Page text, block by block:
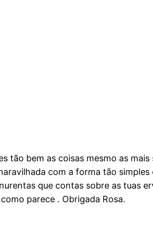
tão bem as coisas mesmo as mais
com a forma tão simples
que contas sobre as tuas
parece . Obrigada Rosa.